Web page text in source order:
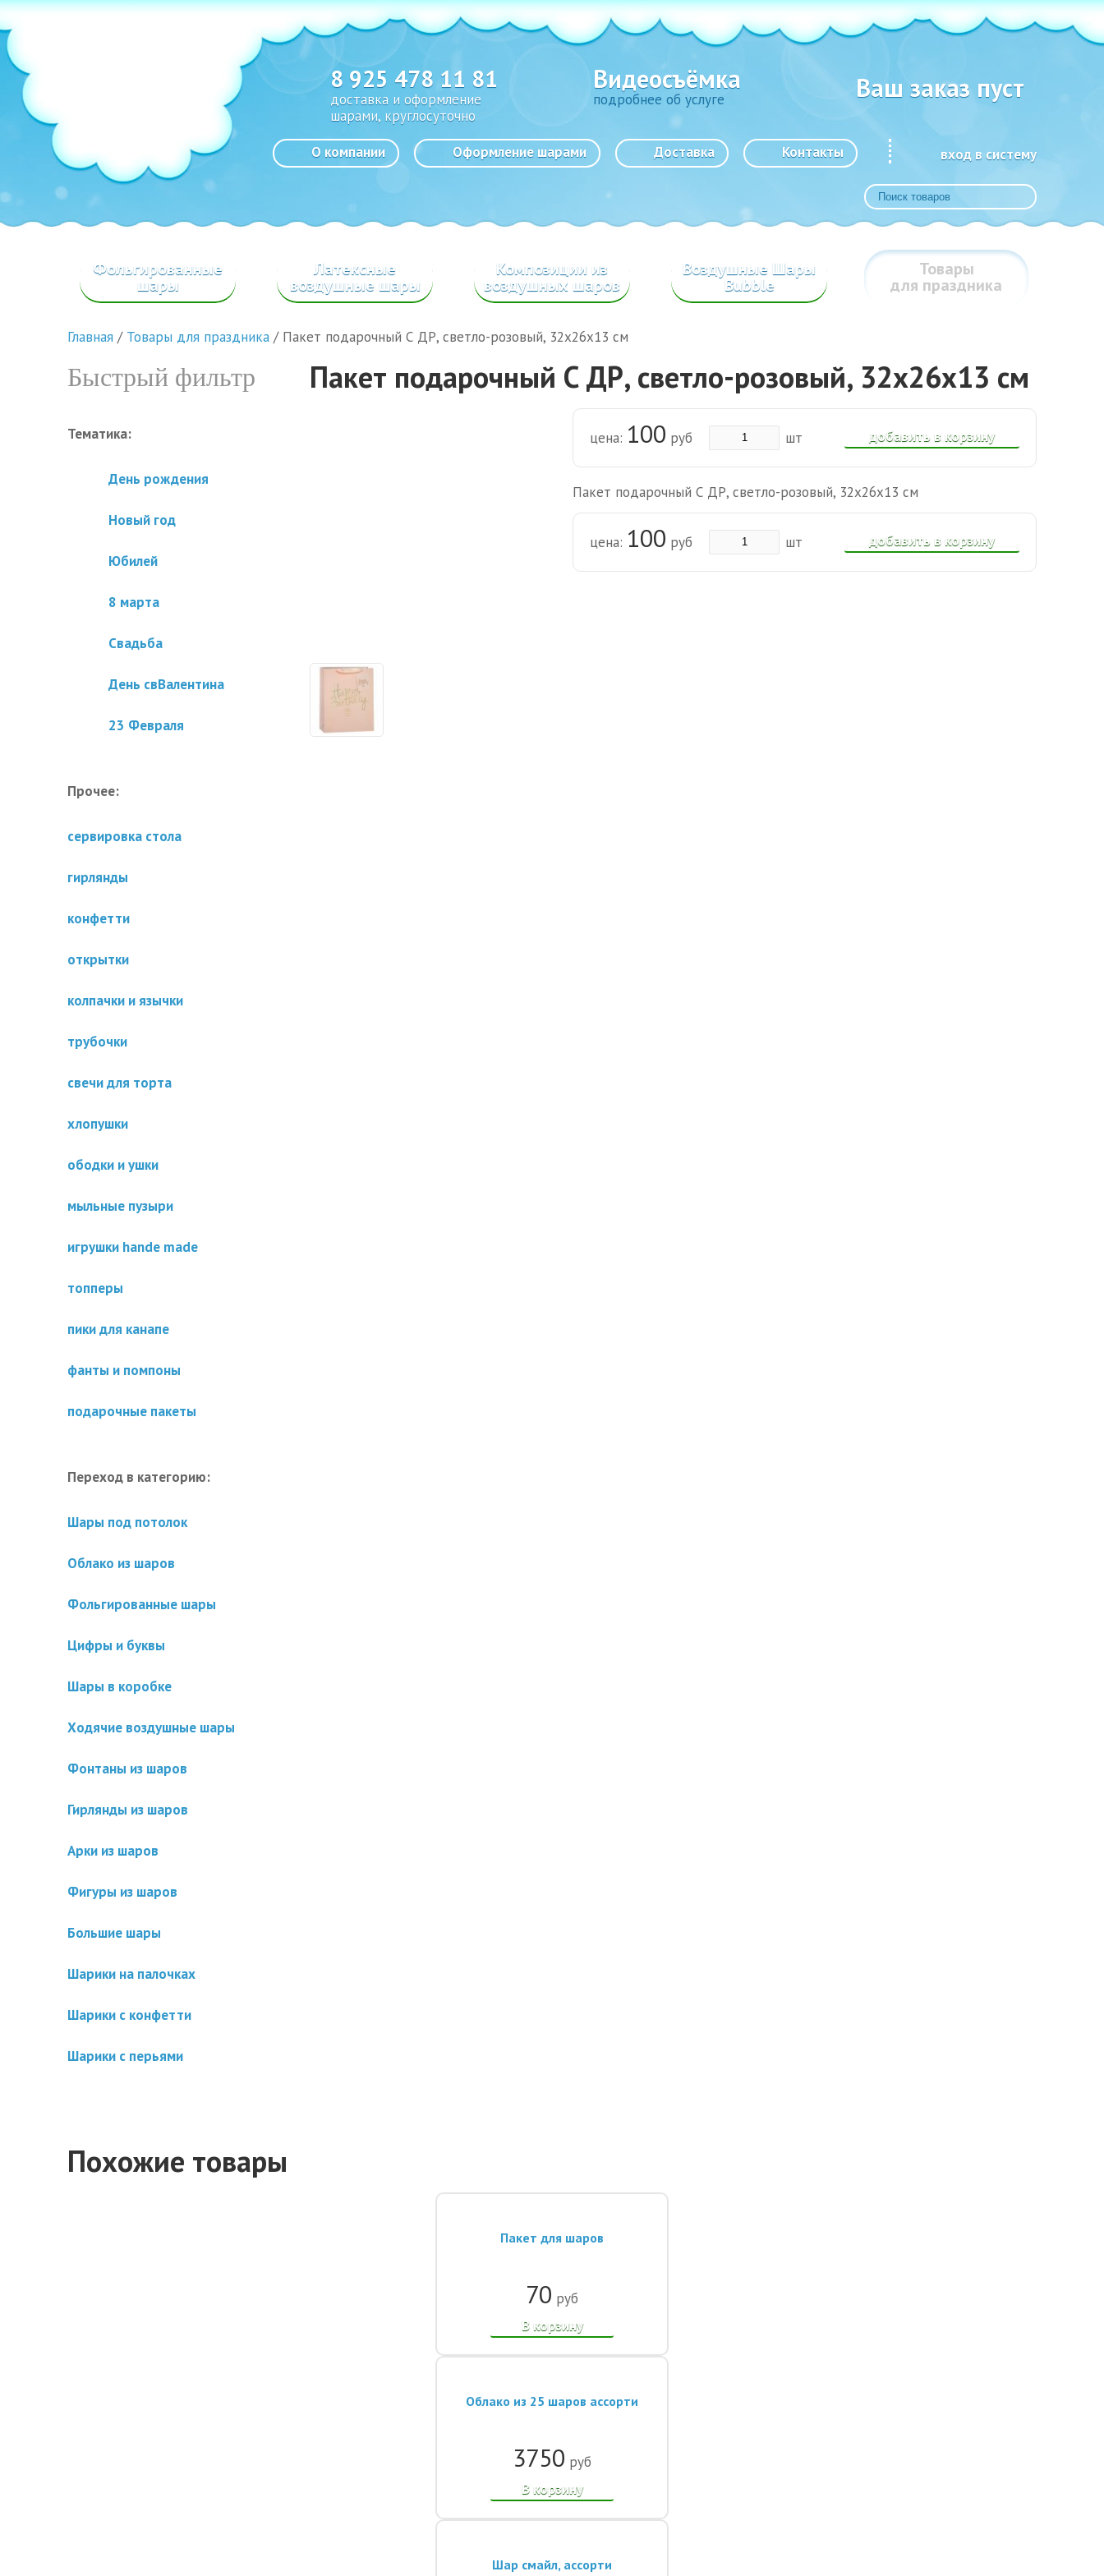
8 925 478 11 81
доставка и оформление
шарами, круглосуточно
Видеосъёмка
подробнее об услуге Ваш заказ пуст
вход в систему
О компании Оформление шарами Доставка Контакты
Фольгированные
шары
Латексные
воздушные шары
Композиции из
воздушных шаров
Воздушные Шары
Bubble
Товары
для праздника
Главная / Товары для праздника / Пакет подарочный С ДР, светло-розовый, 32х26х13 см
Быстрый фильтр
Тематика:
День рождения
Новый год
Юбилей
8 марта
Свадьба
День свВалентина
23 Февраля
Прочее:
сервировка стола
гирлянды
конфетти
открытки
колпачки и язычки
трубочки
свечи для торта
хлопушки
ободки и ушки
мыльные пузыри
игрушки hande made
топперы
пики для канапе
фанты и помпоны
подарочные пакеты
Переход в категорию:
Шары под потолок
Облако из шаров
Фольгированные шары
Цифры и буквы
Шары в коробке
Ходячие воздушные шары
Фонтаны из шаров
Гирлянды из шаров
Арки из шаров
Фигуры из шаров
Большие шары
Шарики на палочках
Шарики с конфетти
Шарики с перьями
Пакет подарочный С ДР, светло-розовый, 32х26х13 см
добавить в корзину
цена: 100 руб шт
Пакет подарочный С ДР, светло-розовый, 32х26х13 см
добавить в корзину
цена: 100 руб шт
Похожие товары
Пакет для шаров
70 руб
В корзину
Облако из 25 шаров ассорти
3750 руб
В корзину
Шар смайл, ассорти